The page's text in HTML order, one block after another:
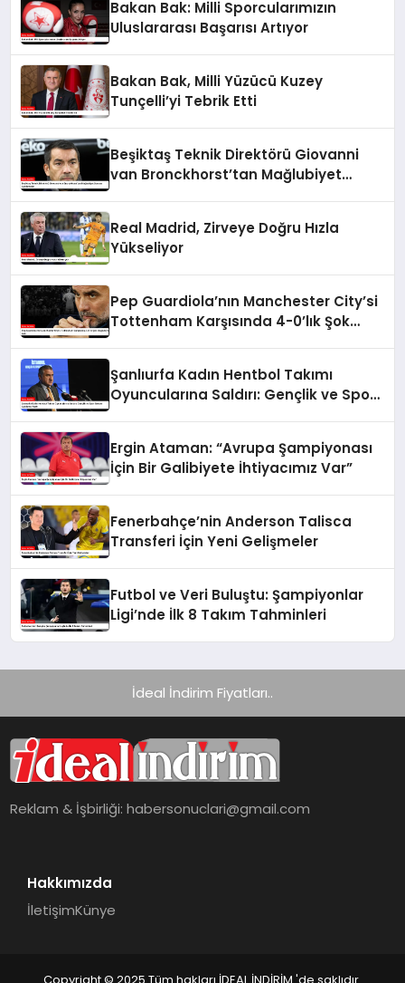
Bakan Bak: Milli Sporcularımızın
Uluslararası Başarısı Artıyor
Bakan Bak, Milli Yüzücü Kuzey
Tunçelli’yi Tebrik Etti
Beşiktaş Teknik Direktörü Giovanni
van Bronckhorst’tan Mağlubiyet
Real Madrid, Zirveye Doğru Hızla
Yükseliyor
Pep Guardiola’nın Manchester City’si
Tottenham Karşısında 4-0’lık Şok
Şanlıurfa Kadın Hentbol Takımı
Oyuncularına Saldırı: Gençlik ve Spor
Ergin Ataman: “Avrupa Şampiyonası
İçin Bir Galibiyete İhtiyacımız Var”
Fenerbahçe’nin Anderson Talisca
Transferi İçin Yeni Gelişmeler
Futbol ve Veri Buluştu: Şampiyonlar
Ligi’nde İlk 8 Takım Tahminleri
İdeal İndirim Fiyatları..
Reklam & İşbirliği:habersonuclari@gmail.com
Hakkımızda
İletişimKünye